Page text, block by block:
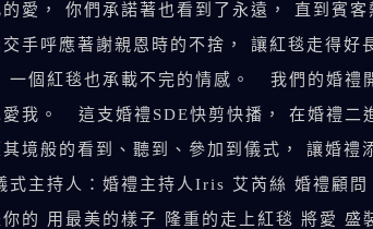
的愛， 你們承諾著也看到了永遠， 直到賓
交手呼應著謝親恩時的不捨， 讓紅毯走得
一個紅毯也承載不完的情感。 我們的婚禮
愛我。 這支婚禮SDE快剪快播， 在婚禮二
其境般的看到、聽到、參加到儀式， 讓
式主持人：婚禮主持人Iris 艾芮絲 婚禮顧
你的 用最美的樣子 隆重的走上紅毯 將愛